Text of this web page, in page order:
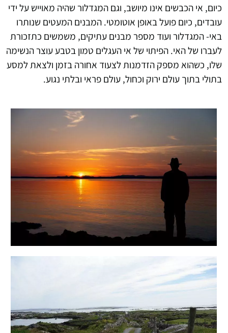
כיום, אי הכבשים אינו מיושב, וגם המגדלור שהיה מאוייש על ידי
עובדים, כיום פועל באופן אוטומטי. המבנים המעטים שנותרו
באי- המגדלור ועוד מספר מבנים עתיקים, משמשים כתזכורת
לעברו של האי. הפיתוי של אי העגלים טמון בטבע עוצר הנשימה
שלו, כשהוא מספק הזדמנות לצעוד אחורה בזמן ולצאת למסע
בתולי בתוך עולם ירוק וכחול, עולם פראי ובלתי נגוע.